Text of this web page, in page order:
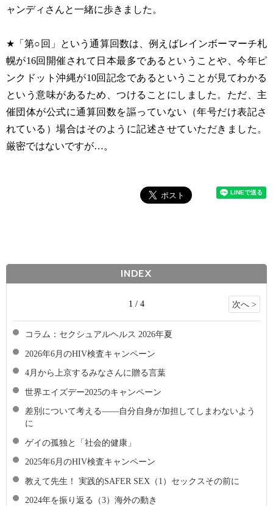
ャンディさんと一緒に歩きました。
★「第○回」という通算回数は、例えばレインボーマーチ札
幌が16回開催されて日本最多であるということや、今年ピ
ンクドット沖縄が10回記念であるということが見てわかる
という意味があるため、つけることにしました。ただ、主
催団体が公式に通算回数を謳っていない（年号だけ表記さ
れている）場合はそのように記述させていただきました。
厳密ではないですが…。
INDEX
1 / 4 次へ >
コラム：セクシュアルヘルス 2026年夏
2026年6月のHIV検査キャンペーン
4月から上京するみなさんに贈る言葉
世界エイズデー2025のキャンペーン
差別について考える――自分自身が加担してしまわないよう
に
ゲイの孤独と「社会的健康」
2025年6月のHIV検査キャンペーン
教えて先生！ 実践的SAFER SEX（1）セックスその前に
2024年を振り返る（3）海外の動き